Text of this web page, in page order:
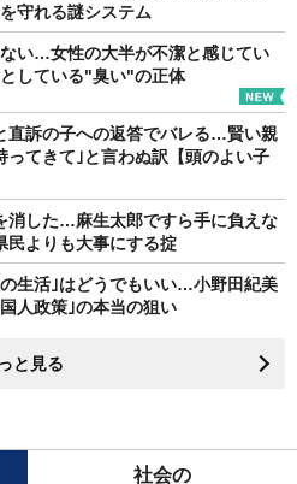
守れる謎システム
い…女性の大半が不潔と感じてい
している"臭い"の正体
直訴の子への返答でバレる…賢い親
ってきて｣と言わぬ訳【頭のよい子
消した…麻生太郎ですら手に負えな
民よりも大事にする掟
生活｣はどうでもいい…小野田紀美
人政策｣の本当の狙い
と見る
社会の